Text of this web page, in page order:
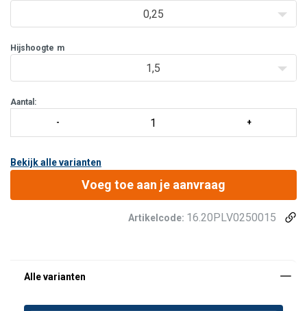
0,25
Hijshoogte m
1,5
Aantal:
Bekijk alle varianten
Voeg toe aan je aanvraag
Artikelcode: 16.20PLV0250015